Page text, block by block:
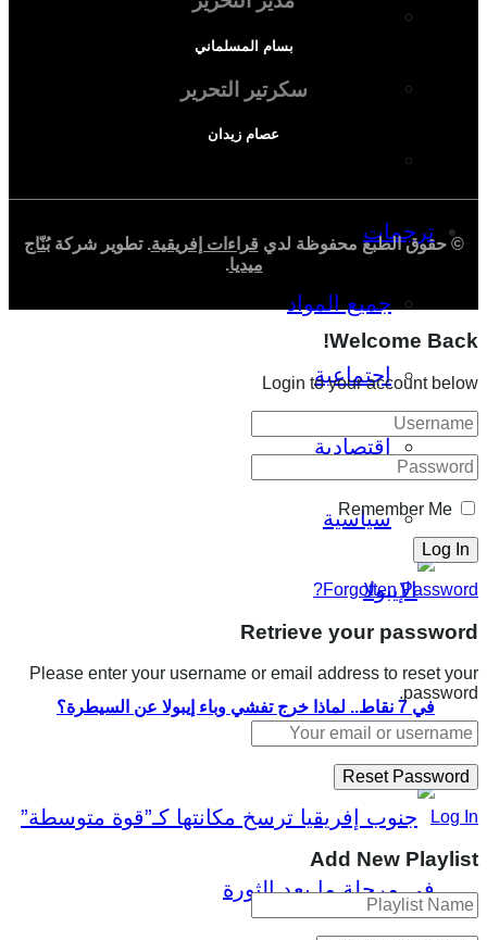
دراسة سياسية
دراسة اجتماعية
ترجمات
جميع المواد
اجتماعية
اقتصادية
سياسية
في 7 نقاط.. لماذا خرج تفشي وباء إيبولا عن السيطرة؟
بسام المسلماني
سكرتير التحرير
عصام زيدان
© حقوق الطبع محفوظة لدي قراءات إفريقية. تطوير شركةبُنّاج
ميديا.
Welcome Back!
Login to your account below
Remember Me
Forgotten Password?
Retrieve your password
Please enter your username or email address to reset your
password.
Log In
Add New Playlist